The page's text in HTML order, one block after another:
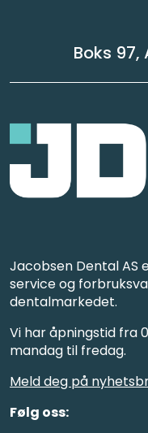
Boks 97,
Jacobsen Dental AS
service og
dentalmarkedet.
Vi har åpningstid fra
mandag til fredag.
Meld deg på
Følg oss: